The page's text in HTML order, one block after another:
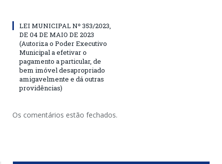
LEI MUNICIPAL Nº 353/2023,
DE 04 DE MAIO DE 2023
(Autoriza o Poder Executivo
Municipal a efetivar o
pagamento a particular, de
bem imóvel desapropriado
amigavelmente e dá outras
providências)
Os comentários estão fechados.